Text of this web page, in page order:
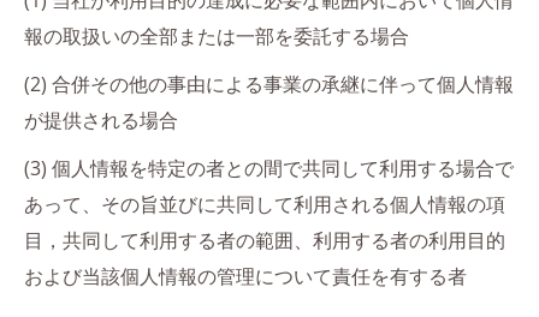
報の取扱いの全部または一部を委託する場合
(2) 合併その他の事由による事業の承継に伴って個人情報
が提供される場合
(3) 個人情報を特定の者との間で共同して利用する場合で
あって、その旨並びに共同して利用される個人情報の項
目，共同して利用する者の範囲、利用する者の利用目的
および当該個人情報の管理について責任を有する者